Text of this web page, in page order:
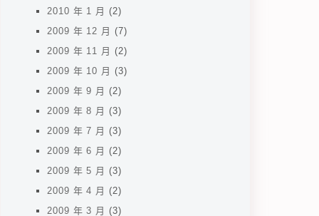
2010 年 1 月 (2)
2009 年 12 月 (7)
2009 年 11 月 (2)
2009 年 10 月 (3)
2009 年 9 月 (2)
2009 年 8 月 (3)
2009 年 7 月 (3)
2009 年 6 月 (2)
2009 年 5 月 (3)
2009 年 4 月 (2)
2009 年 3 月 (3)